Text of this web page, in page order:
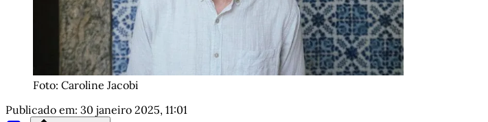
Foto: Caroline Jacobi
Publicado em: 30 janeiro 2025, 11:01